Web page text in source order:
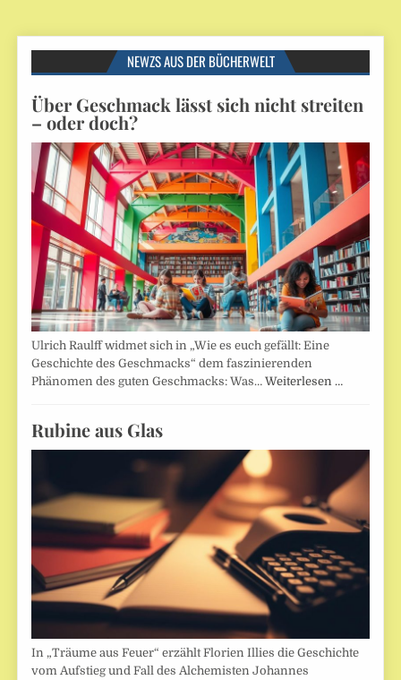
NEWZS AUS DER BÜCHERWELT
Über Geschmack lässt sich nicht streiten
– oder doch?
Ulrich Raulff widmet sich in „Wie es euch gefällt: Eine
Geschichte des Geschmacks“ dem faszinierenden
Phänomen des guten Geschmacks: Was…Weiterlesen …
Rubine aus Glas
In „Träume aus Feuer“ erzählt Florien Illies die Geschichte
vom Aufstieg und Fall des Alchemisten Johannes